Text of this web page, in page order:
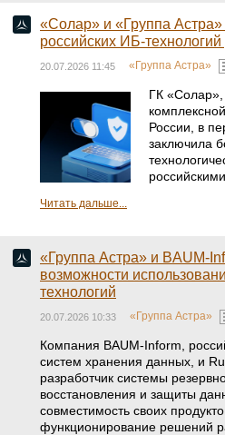
«Солар» и «Группа
российских ИБ-
20.07.2026 11:45 «Группа Астра»
ГК
России, в
заключила
Читать дальше...
«Группа Астра» и BAUM-
возможности
технологий
20.07.2026 10:33 «Группа Астра»
Компания BAUM-Inform,
систем хранения данных, и
разработчик системы
восстановления и защиты
совместимость своих
функционирование решений